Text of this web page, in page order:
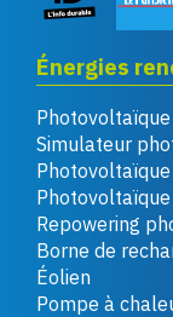
Énergies
Photovoltaïque
Simulateur
Repowering
Borne de
Éolien
Pompe à